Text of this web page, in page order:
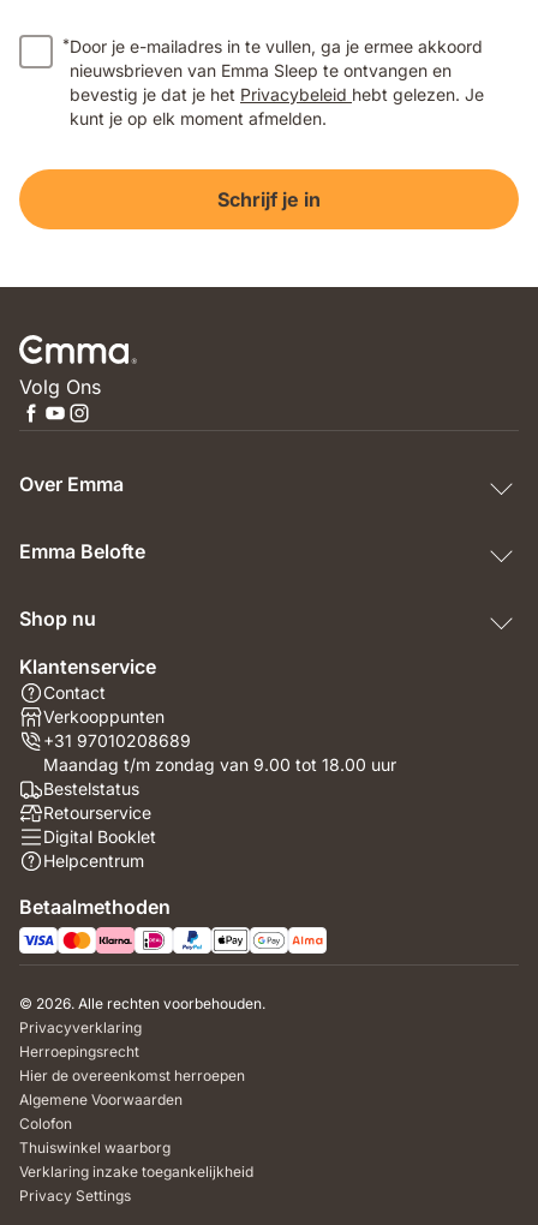
*Door je e-mailadres in te vullen, ga je ermee akkoord
nieuwsbrieven van Emma Sleep te ontvangen en
bevestig je dat je het Privacybeleid hebt gelezen. Je
kunt je op elk moment afmelden.
Schrijf je in
Volg Ons
Over Emma
Emma Belofte
Shop nu
Klantenservice
Contact
Verkooppunten
+31 97010208689
Maandag t/m zondag van 9.00 tot 18.00 uur
Bestelstatus
Retourservice
Digital Booklet
Helpcentrum
Betaalmethoden
© 2026. Alle rechten voorbehouden.
Privacyverklaring
Herroepingsrecht
Hier de overeenkomst herroepen
Algemene Voorwaarden
Colofon
Thuiswinkel waarborg
Verklaring inzake toegankelijkheid
Privacy Settings